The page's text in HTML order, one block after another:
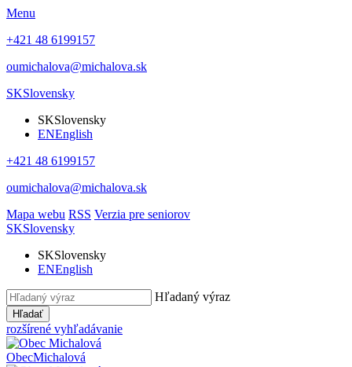
Menu
+421 48 6199157
oumichalova@michalova.sk
SKSlovensky
SKSlovensky
ENEnglish
+421 48 6199157
oumichalova@michalova.sk
Mapa webu RSS Verzia pre seniorov
SKSlovensky
SKSlovensky
ENEnglish
Hľadaný výraz
Hľadať
rozšírené vyhľadávanie
ObecMichalová